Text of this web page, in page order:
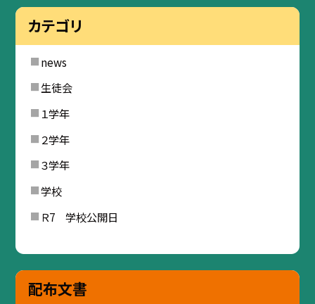
カテゴリ
news
生徒会
１学年
２学年
３学年
学校
Ｒ7 学校公開日
配布文書